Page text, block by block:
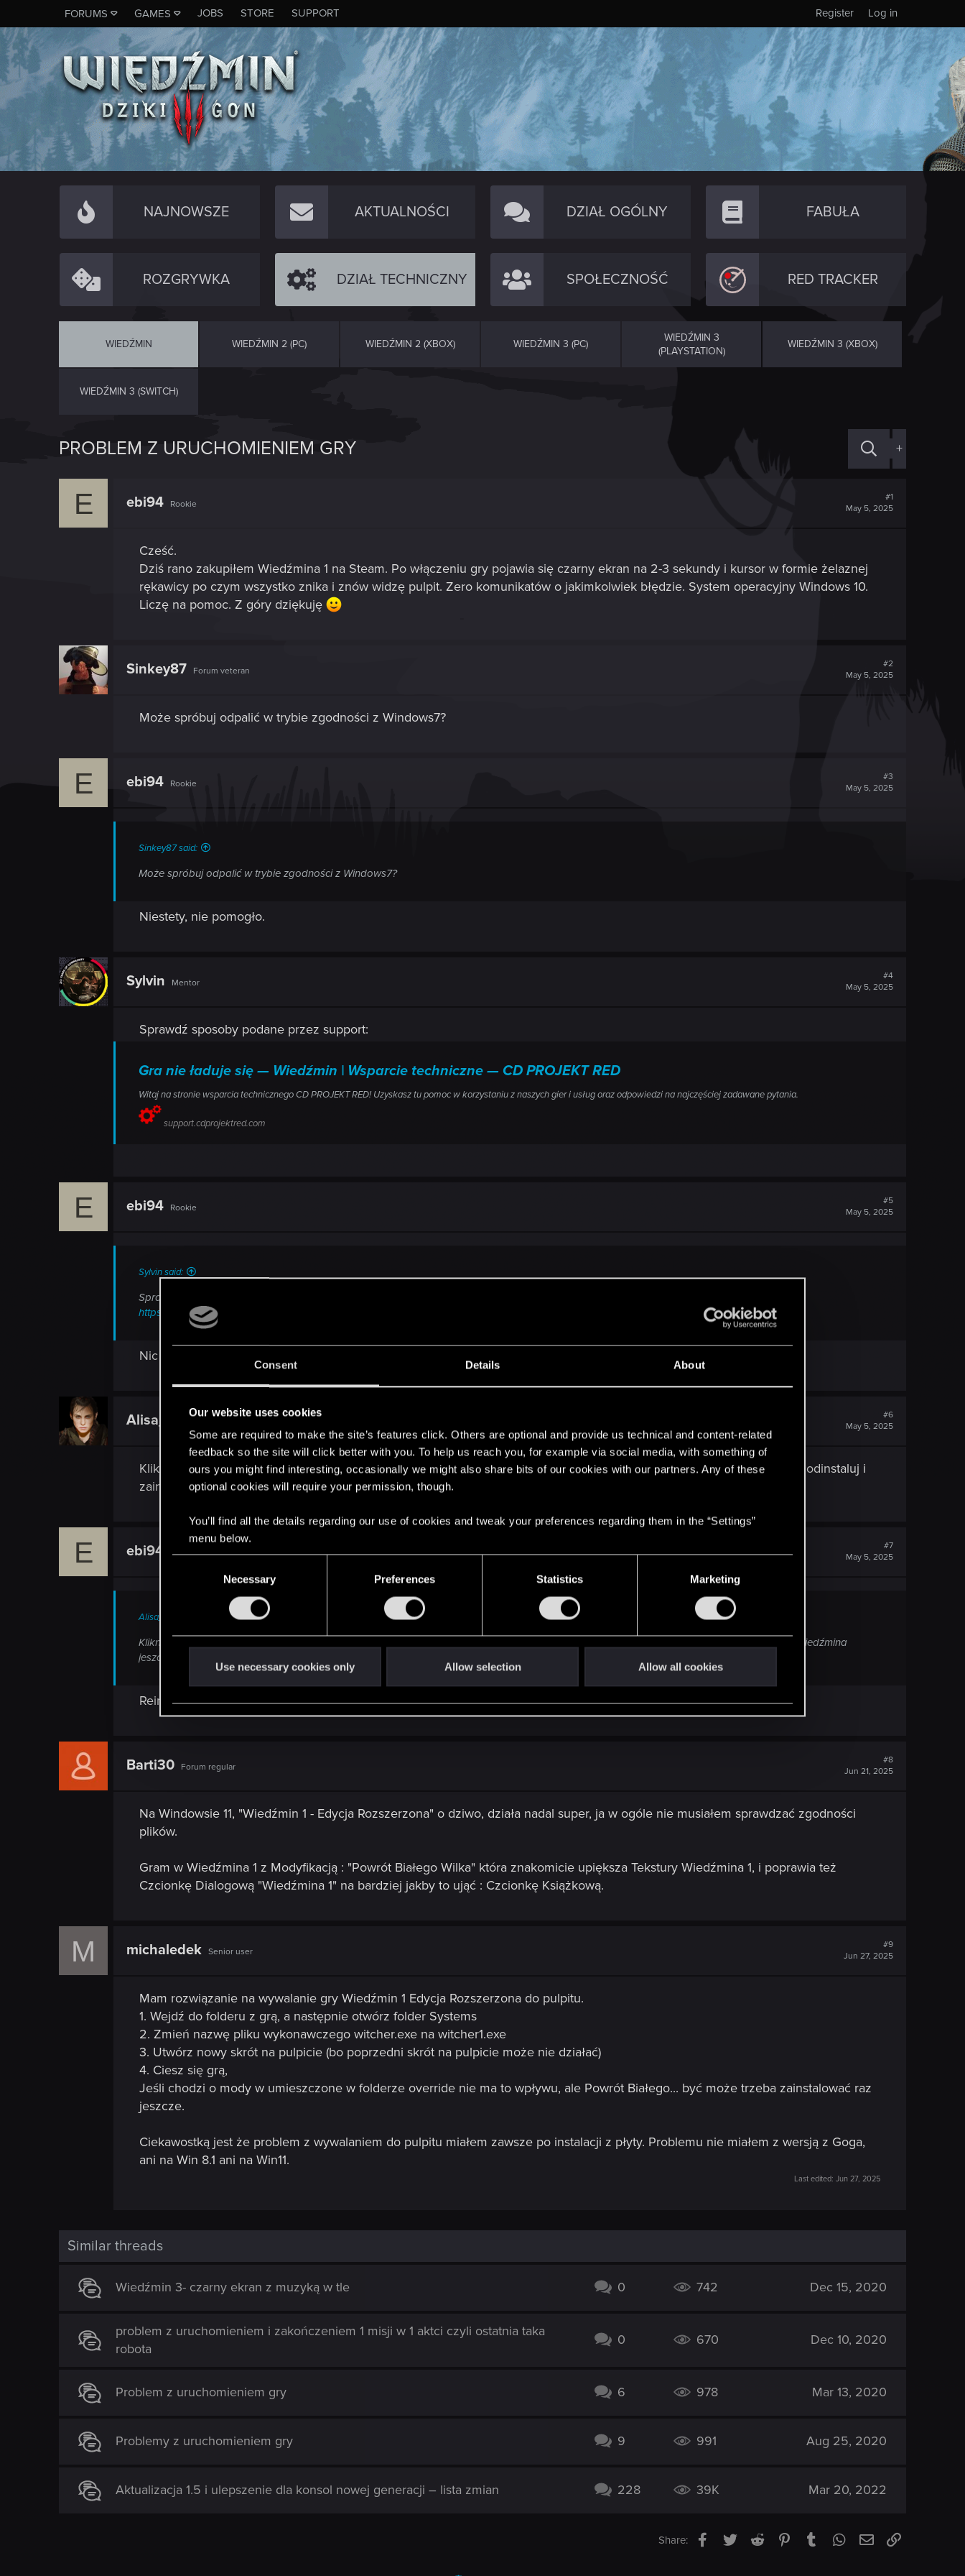
Consent Details About
Our website uses cookies
Some are required to make the site’s features click. Others are optional and provide us technical and content-related
feedback so the site will click better with you. To help us reach you, for example via social media, with something of
ours you might find interesting, occasionally we might also share bits of our cookies with our partners. Any of these
optional cookies will require your permission, though.
You’ll find all the details regarding our use of cookies and tweak your preferences regarding them in the “Settings”
menu below.
e
l
t
n
Necessary Preferences Statistics Marketing
Use necessary cookies only Allow selection Allow all cookies
FORUMS GAMES JOBS STORE SUPPORT Log in
Register
NAJNOWSZE AKTUALNOŚCI DZIAŁ OGÓLNY FABUŁA
ROZGRYWKA DZIAŁ TECHNICZNY SPOŁECZNOŚĆ RED TRACKER
WIEDŹMIN WIEDŹMIN 2 (PC) WIEDŹMIN 2 (XBOX) WIEDŹMIN 3 (PC)
WIEDŹMIN 3
(PLAYSTATION)
WIEDŹMIN 3 (XBOX)
WIEDŹMIN 3 (SWITCH)
PROBLEM Z URUCHOMIENIEM GRY +
E ebi94 Rookie
#1
May 5, 2025
Cześć.
Dziś rano zakupiłem Wiedźmina 1 na Steam. Po włączeniu gry pojawia się czarny ekran na 2-3 sekundy i kursor w formie żelaznej
rękawicy po czym wszystko znika i znów widzę pulpit. Zero komunikatów o jakimkolwiek błędzie. System operacyjny Windows 10.
Liczę na pomoc. Z góry dziękuję
Sinkey87 Forum veteran
#2
May 5, 2025
Może spróbuj odpalić w trybie zgodności z Windows7?
E ebi94 Rookie
#3
May 5, 2025
Sinkey87 said:
Może spróbuj odpalić w trybie zgodności z Windows7?
Niestety, nie pomogło.
Sylvin Mentor
#4
May 5, 2025
Sprawdź sposoby podane przez support:
Gra nie ładuje się — Wiedźmin | Wsparcie techniczne — CD PROJEKT RED
Witaj na stronie wsparcia technicznego CD PROJEKT RED! Uzyskasz tu pomoc w korzystaniu z naszych gier i usług oraz odpowiedzi na najczęściej zadawane pytania.
support.cdprojektred.com
E ebi94 Rookie
#5
May 5, 2025
Sylvin said:
Sprawdź sposoby podane przez support:
https://support.cdprojektred.com/pl/witcher-1/pc/sp-technical/issue/1018/gra-nie-laduje-sie[/U
Nic nie pomogło niestety. Ktoś spotkał się z takim problemem?
Alisa_Daerienn
#6
May 5, 2025
Kliknij prawym przyciskiem na ikonkę Wiedźmina na Steam i zrób sprawdzenie zgodności plików. Jeśli to nic nie da, to odinstaluj i
zainstaluj Wiedźmina jeszcze raz.
E ebi94 Rookie
#7
May 5, 2025
Alisa_Daerienn said:
Kliknij prawym przyciskiem na ikonkę Wiedźmina na Steam i zrób sprawdzenie zgodności plików. Jeśli to nic nie da, to odinstaluj i zainstaluj Wiedźmina
jeszcze raz.
Reinstall i sprawdzenie zgodności plików robiłem już wcześniej i też nie pomogło. Kombinuję dalej.
Barti30 Forum regular
#8
Jun 21, 2025
Na Windowsie 11, "Wiedźmin 1 - Edycja Rozszerzona" o dziwo, działa nadal super, ja w ogóle nie musiałem sprawdzać zgodności
plików.
Gram w Wiedźmina 1 z Modyfikacją : "Powrót Białego Wilka" która znakomicie upiększa Tekstury Wiedźmina 1, i poprawia też
Czcionkę Dialogową "Wiedźmina 1" na bardziej jakby to ująć : Czcionkę Książkową.
M michaledek Senior user
#9
Jun 27, 2025
Mam rozwiązanie na wywalanie gry Wiedźmin 1 Edycja Rozszerzona do pulpitu.
1. Wejdź do folderu z grą, a następnie otwórz folder Systems
2. Zmień nazwę pliku wykonawczego witcher.exe na witcher1.exe
3. Utwórz nowy skrót na pulpicie (bo poprzedni skrót na pulpicie może nie działać)
4. Ciesz się grą,
Jeśli chodzi o mody w umieszczone w folderze override nie ma to wpływu, ale Powrót Białego... być może trzeba zainstalować raz
jeszcze.
Ciekawostką jest że problem z wywalaniem do pulpitu miałem zawsze po instalacji z płyty. Problemu nie miałem z wersją z Goga,
ani na Win 8.1 ani na Win11.
Last edited: Jun 27, 2025
Similar threads
Wiedźmin 3- czarny ekran z muzyką w tle 0 742 Dec 15, 2020
problem z uruchomieniem i zakończeniem 1 misji w 1 aktci czyli ostatnia taka
robota
0 670 Dec 10, 2020
Problem z uruchomieniem gry 6 978 Mar 13, 2020
Problemy z uruchomieniem gry 9 991 Aug 25, 2020
Aktualizacja 1.5 i ulepszenie dla konsol nowej generacji – lista zmian 228 39K Mar 20, 2022
Share: Facebook
TwitterReddit PinterestTumblrWhatsApp
EmailLink